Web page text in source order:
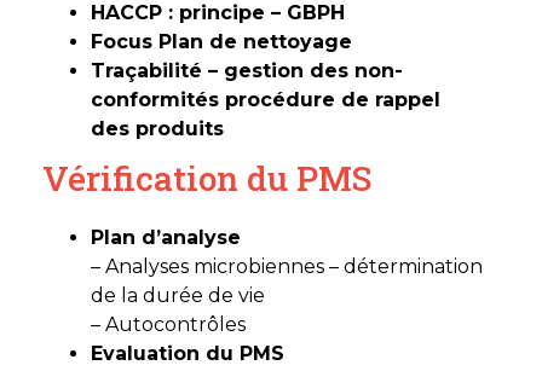
HACCP : principe – GBPH
Focus Plan de nettoyage
Traçabilité – gestion des non-
conformités procédure de rappel
des produits
Vérification du PMS
Plan d’analyse
– Analyses microbiennes – détermination
de la durée de vie
– Autocontrôles
Evaluation du PMS